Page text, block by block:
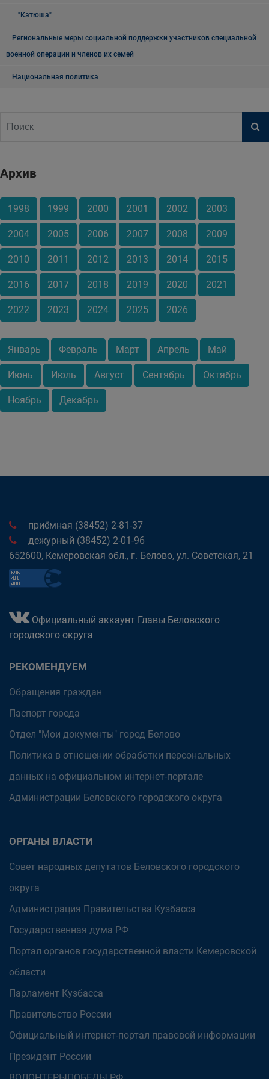
"Катюша"
Региональные меры социальной поддержки участников специальной
военной операции и членов их семей
Национальная политика
Архив
1998 1999 2000 2001 2002 2003
2004 2005 2006 2007 2008 2009
2010 2011 2012 2013 2014 2015
2016 2017 2018 2019 2020 2021
2022 2023 2024 2025 2026
Январь Февраль Март Апрель Май
Июнь Июль Август Сентябрь Октябрь
Ноябрь Декабрь
приёмная (38452) 2-81-37
дежурный (38452) 2-01-96
652600, Кемеровская обл., г. Белово, ул. Советская, 21
Официальный аккаунт Главы Беловского
городского округа
РЕКОМЕНДУЕМ
Обращения граждан
Паспорт города
Отдел "Мои документы" город Белово
Политика в отношении обработки персональных
данных на официальном интернет-портале
Администрации Беловского городского округа
ОРГАНЫ ВЛАСТИ
Совет народных депутатов Беловского городского
округа
Администрация Правительства Кузбасса
Государственная дума РФ
Портал органов государственной власти Кемеровской
области
Парламент Кузбасса
Правительство России
Официальный интернет-портал правовой информации
Президент России